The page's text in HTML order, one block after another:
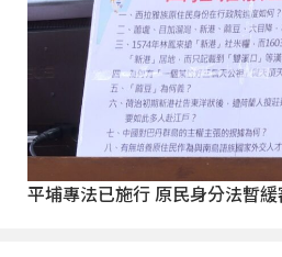
平埔專法已施行 原民身分法暫